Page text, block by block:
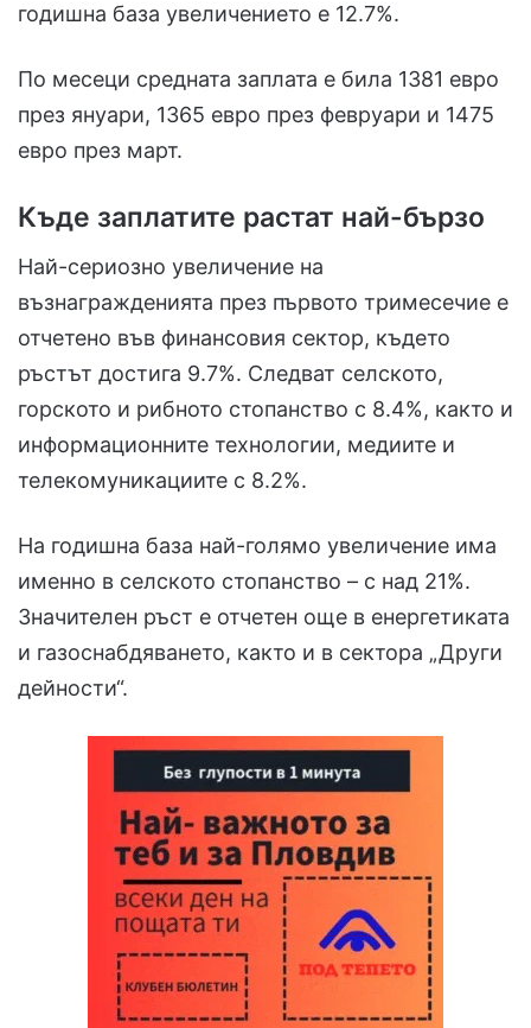
годишна база увеличението е 12.7%.
По месеци средната заплата е била 1381 евро
през януари, 1365 евро през февруари и 1475
евро през март.
Къде заплатите растат най-бързо
Най-сериозно увеличение на
възнагражденията през първото тримесечие е
отчетено във финансовия сектор, където
ръстът достига 9.7%. Следват селското,
горското и рибното стопанство с 8.4%, както и
информационните технологии, медиите и
телекомуникациите с 8.2%.
На годишна база най-голямо увеличение има
именно в селското стопанство – с над 21%.
Значителен ръст е отчетен още в енергетиката
и газоснабдяването, както и в сектора „Други
дейности“.